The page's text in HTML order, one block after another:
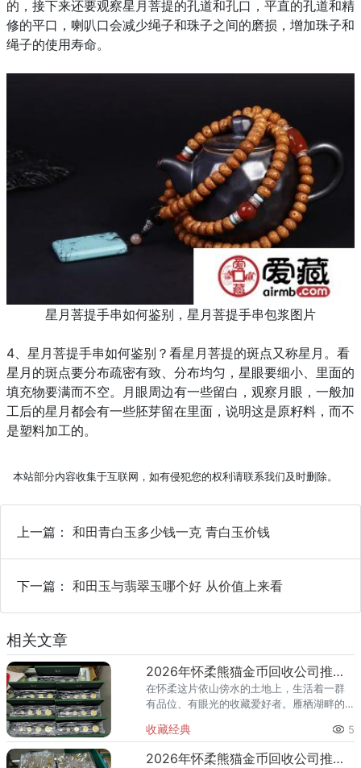
的，接下来还要观察星月菩提的孔道和孔口，平直的孔道和精
修的平口，喇叭口会减少绳子和珠子之间的磨损，增加珠子和
绳子的使用寿命。
星月菩提手串如何鉴别，星月菩提手串包浆图片
4、 星月菩提手串如何鉴别？ 看星月菩提的斑点又称星月。看
星月的斑点要分布疏密有致、分布均匀，星眼要细小、里面的
填充物要满而不空。月眼周边有一些留白，观察月眼，一般加
工后的星月都会有一些胚芽留在里面，说明这是原籽料，而不
是塑料加工的。
本站部分内容收集于互联网，如有侵犯您的权利请联系我们及时删除。
上一篇： 和田青白玉多少钱一克 青白玉价钱
下一篇： 和田玉与翡翠玉哪个好 从价值上来看
相关文章
2026年怀柔熊猫金币回收公司推荐 怀柔回收熊猫金币渠道
在怀柔这片依山傍水的土地上，生活着一群
有品位、有眼光的收藏爱好者。雁栖湖畔的
红螺寺的香火绵延不绝——怀柔的藏家群体
也在悄然壮大。熊猫金币，作为
收藏经典 5
2026年怀柔熊猫金币回收公司推荐 怀柔哪里回收熊猫金币